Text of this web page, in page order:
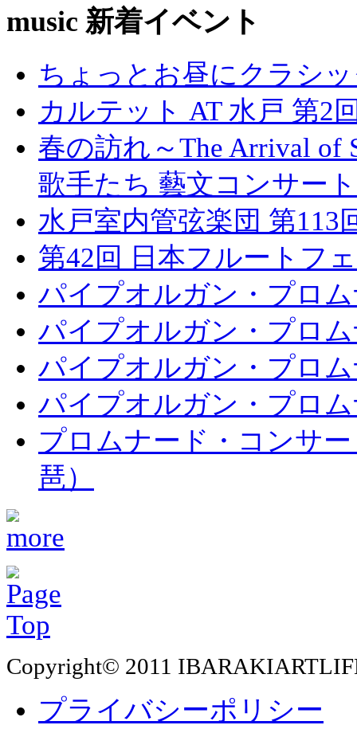
music 新着イベント
ちょっとお昼にクラシ
カルテット AT 水戸 第2
春の訪れ～The Arrival of
歌手たち 藝文コンサート
水戸室内管弦楽団 第113
第42回 日本フルートフ
パイプオルガン・プロ
パイプオルガン・プロ
パイプオルガン・プロ
パイプオルガン・プロ
プロムナード・コンサ
琶）
Copyright© 2011
プライバシーポリシー